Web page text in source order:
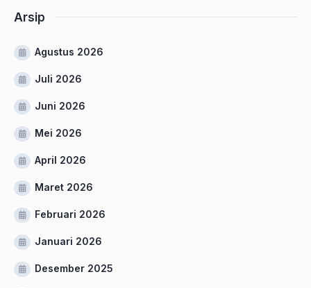
Arsip
Agustus 2026
Juli 2026
Juni 2026
Mei 2026
April 2026
Maret 2026
Februari 2026
Januari 2026
Desember 2025